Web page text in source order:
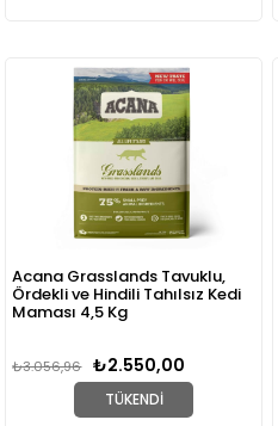
TÜKENDI
Acana Grasslands Tavuklu,
Ördekli ve Hindili Tahılsız Kedi
Maması 4,5 Kg
₺2.550,00
₺3.056,96